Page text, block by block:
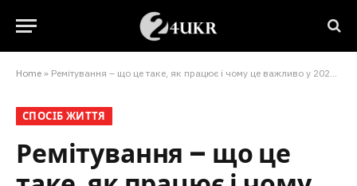
Home » Ремітування – що це таке, як працює і чому це важливо у 2025 році
СПОСІБ ЖИТТЯ
Ремітування – що це